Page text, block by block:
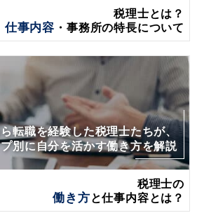
税理士とは？
仕事内容 ・事務所の特長について
転職を経験した税理士たちが、
別に自分を活かす働き方を解説
税理士の
働き方と仕事内容とは？